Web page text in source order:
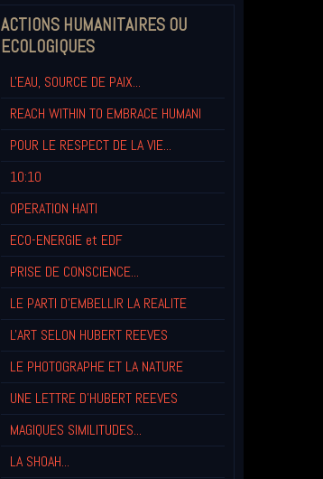
ACTIONS HUMANITAIRES OU
ECOLOGIQUES
L'EAU, SOURCE DE PAIX...
REACH WITHIN TO EMBRACE HUMANI
POUR LE RESPECT DE LA VIE...
10:10
OPERATION HAITI
ECO-ENERGIE et EDF
PRISE DE CONSCIENCE...
LE PARTI D'EMBELLIR LA REALITE
L'ART SELON HUBERT REEVES
LE PHOTOGRAPHE ET LA NATURE
UNE LETTRE D'HUBERT REEVES
MAGIQUES SIMILITUDES...
LA SHOAH...